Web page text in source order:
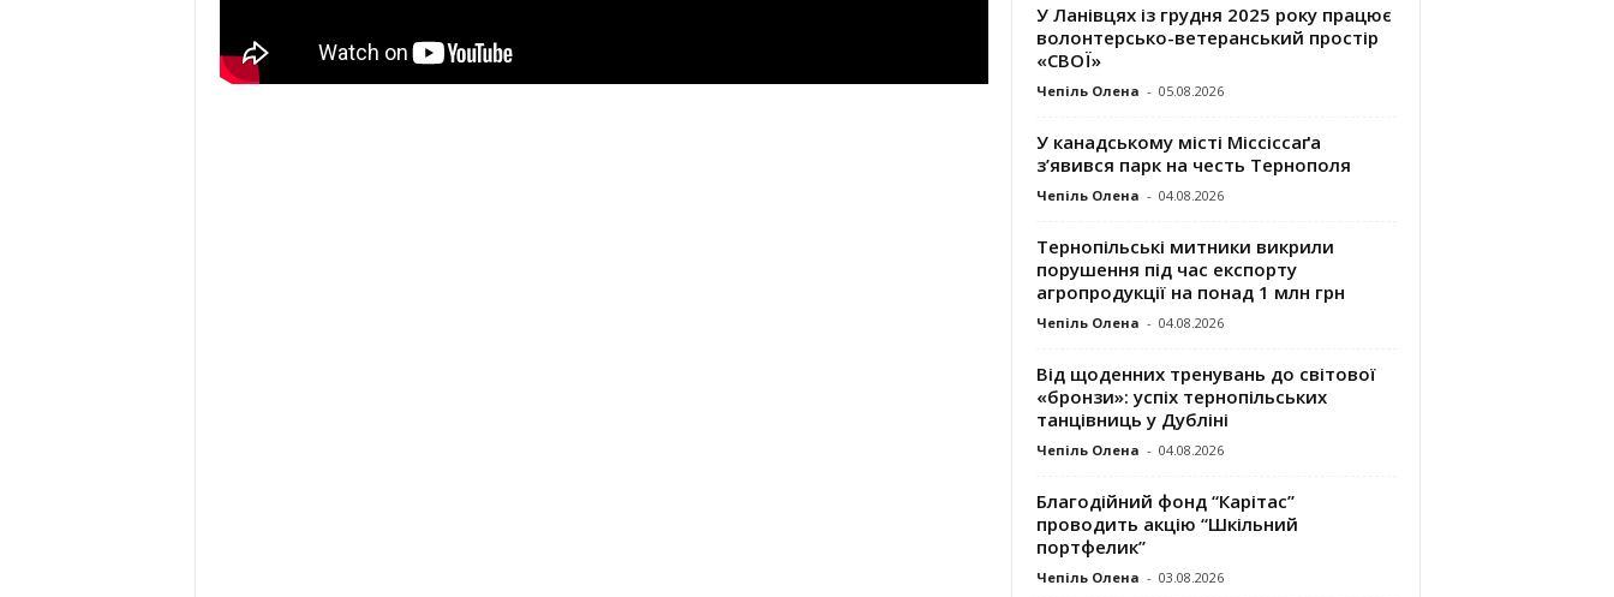
У Ланівцях із грудня 2025 року працює
волонтерсько-ветеранський простір
«СВОЇ»
Чепіль Олена - 05.08.2026
У канадському місті Міссіссаґа
з’явився парк на честь Тернополя
Чепіль Олена - 04.08.2026
Тернопільські митники викрили
порушення під час експорту
агропродукції на понад 1 млн грн
Чепіль Олена - 04.08.2026
Від щоденних тренувань до світової
«бронзи»: успіх тернопільських
танцівниць у Дубліні
Чепіль Олена - 04.08.2026
Благодійний фонд “Карітас”
проводить акцію “Шкільний
портфелик”
Чепіль Олена - 03.08.2026